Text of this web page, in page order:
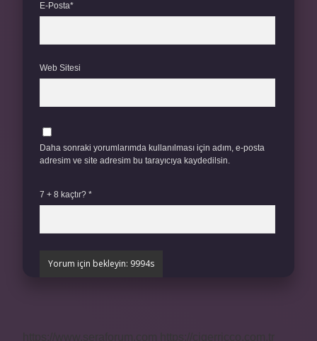
E-Posta*
Web Sitesi
Daha sonraki yorumlarımda kullanılması için adım, e-posta
adresim ve site adresim bu tarayıcıya kaydedilsin.
7 + 8 kaçtır? *